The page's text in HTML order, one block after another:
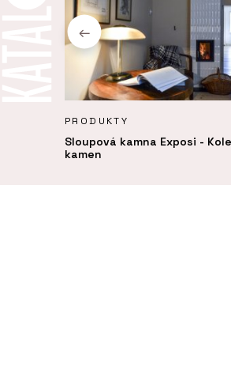
PRODUKTY
Sloupová kamna Exposi -
kamen